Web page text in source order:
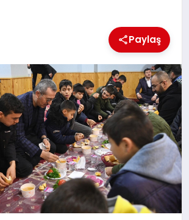
Paylaş